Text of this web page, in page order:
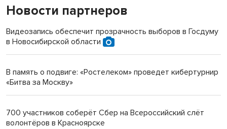
Новости партнеров
Видеозапись обеспечит прозрачность выборов в Госдуму
в Новосибирской области
В память о подвиге: «Ростелеком» проведет кибертурнир
«Битва за Москву»
700 участников соберёт Сбер на Всероссийский слёт
волонтёров в Красноярске